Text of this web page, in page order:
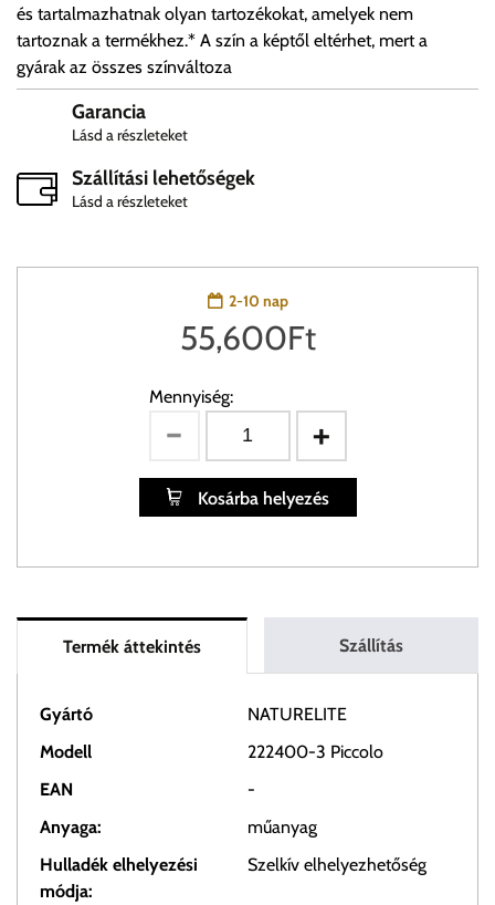
és tartalmazhatnak olyan tartozékokat, amelyek nem
tartoznak a termékhez.* A szín a képtől eltérhet, mert a
gyárak az összes színváltoza
Garancia
Lásd a részleteket
Szállítási lehetőségek
Lásd a részleteket
2-10 nap
55,600Ft
Mennyiség:
Kosárba helyezés
Termék áttekintés Szállítás
Gyártó
NATURELITE
Modell
222400-3 Piccolo
EAN
-
Anyaga:
műanyag
Hulladék elhelyezési
módja:
Szelkív elhelyezhetőség